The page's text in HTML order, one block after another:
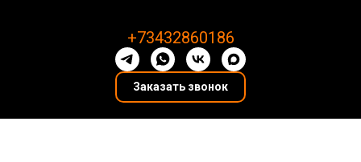
+73432860186
Заказать звонок